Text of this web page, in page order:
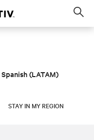
Spanish (LATAM)
STAY IN MY REGION